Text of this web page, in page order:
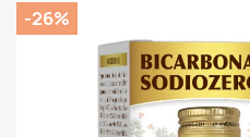
-26%